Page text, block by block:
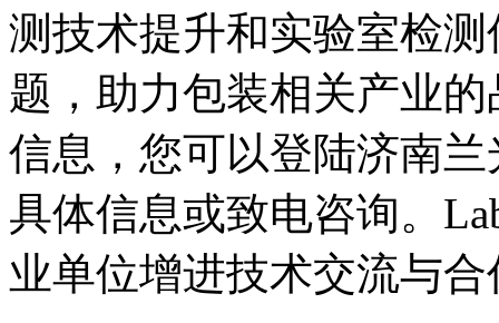
测技术提升和实验室检
题，助力包装相关产业
信息，您可以登陆济南
具体信息或致电咨询。
业单位增进技术交流与合